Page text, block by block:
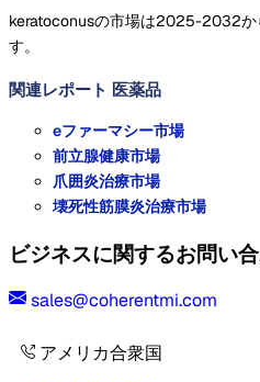
keratoconusの市場は2025-2032か
す。
関連レポート 医薬品
eファーマシー市場
前立腺健康市場
爪囲炎治療市場
壊死性筋膜炎治療市場
ビジネスに関するお問い
sales@coherentmi.com
アメリカ合衆国